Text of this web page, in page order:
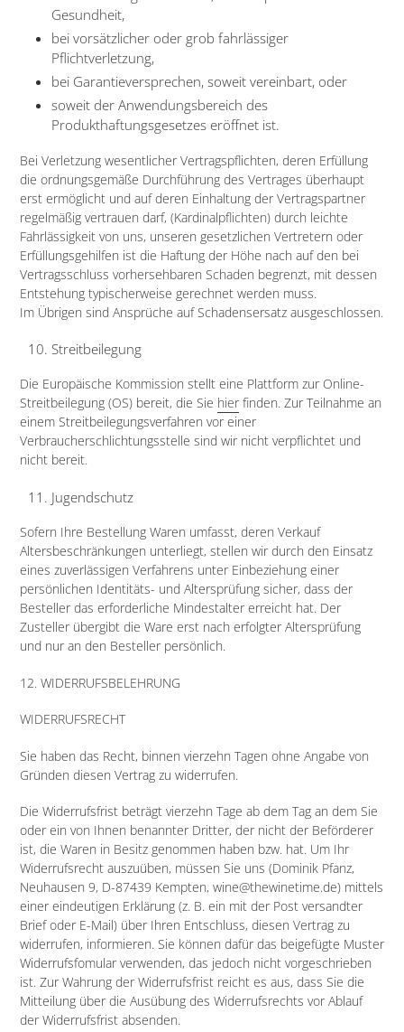
Gesundheit,
bei vorsätzlicher oder grob fahrlässiger
Pflichtverletzung,
bei Garantieversprechen, soweit vereinbart, oder
soweit der Anwendungsbereich des
Produkthaftungsgesetzes eröffnet ist.
Bei Verletzung wesentlicher Vertragspflichten, deren Erfüllung
die ordnungsgemäße Durchführung des Vertrages überhaupt
erst ermöglicht und auf deren Einhaltung der Vertragspartner
regelmäßig vertrauen darf, (Kardinalpflichten) durch leichte
Fahrlässigkeit von uns, unseren gesetzlichen Vertretern oder
Erfüllungsgehilfen ist die Haftung der Höhe nach auf den bei
Vertragsschluss vorhersehbaren Schaden begrenzt, mit dessen
Entstehung typischerweise gerechnet werden muss.
Im Übrigen sind Ansprüche auf Schadensersatz ausgeschlossen.
Streitbeilegung​​​​​​​
Die Europäische Kommission stellt eine Plattform zur Online-
Streitbeilegung (OS) bereit, die Sie hier finden. Zur Teilnahme an
einem Streitbeilegungsverfahren vor einer
Verbraucherschlichtungsstelle sind wir nicht verpflichtet und
nicht bereit.
Jugendschutz​​​​​​​
Sofern Ihre Bestellung Waren umfasst, deren Verkauf
Altersbeschränkungen unterliegt, stellen wir durch den Einsatz
eines zuverlässigen Verfahrens unter Einbeziehung einer
persönlichen Identitäts- und Altersprüfung sicher, dass der
Besteller das erforderliche Mindestalter erreicht hat. Der
Zusteller übergibt die Ware erst nach erfolgter Altersprüfung
und nur an den Besteller persönlich.
12. WIDERRUFSBELEHRUNG
WIDERRUFSRECHT
Sie haben das Recht, binnen vierzehn Tagen ohne Angabe von
Gründen diesen Vertrag zu widerrufen.
Die Widerrufsfrist beträgt vierzehn Tage ab dem Tag an dem Sie
oder ein von Ihnen benannter Dritter, der nicht der Beförderer
ist, die Waren in Besitz genommen haben bzw. hat. Um Ihr
Widerrufsrecht auszuüben, müssen Sie uns (Dominik Pfanz,
Neuhausen 9, D-87439 Kempten, wine@thewinetime.de) mittels
einer eindeutigen Erklärung (z. B. ein mit der Post versandter
Brief oder E-Mail) über Ihren Entschluss, diesen Vertrag zu
widerrufen, informieren. Sie können dafür das beigefügte Muster
Widerrufsfomular verwenden, das jedoch nicht vorgeschrieben
ist. Zur Wahrung der Widerrufsfrist reicht es aus, dass Sie die
Mitteilung über die Ausübung des Widerrufsrechts vor Ablauf
der Widerrufsfrist absenden.